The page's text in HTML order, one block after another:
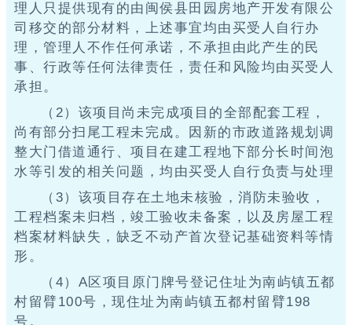
理人只提供现有的由闽侯县田园房地产开发有限公
司移交的部分材料，上述事宜均由买受人自行办
理，管理人不作任何承诺，不承担由此产生的民
事、行政等任何法律责任，责任和风险均由买受人
承担。
（2）该项目尚未完成项目的全部配套工程，
尚有部分扫尾工程未完成。因新的市政道路规划调
整大门借道通行、项目在建工程地下部分长时间泡
水等引发的相关问题，均由买受人自行负责与处理
（3）该项目存在土地未核验，消防未验收，
工程档案未归档，竣工验收未备案，以及房屋工程
档案材料缺失，缺乏不动产首次登记基础资料等情
形。
（4）A区项目原门牌号登记住址为南屿镇五都
村留臂100号，现住址为南屿镇五都村留臂198
号。